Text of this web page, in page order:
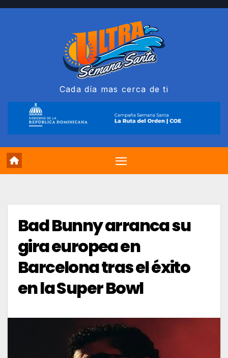
Saltar
Cada día mas cerca de ti
Bad Bunny arranca su
gira europea en
Barcelona tras el éxito
en la Super Bowl